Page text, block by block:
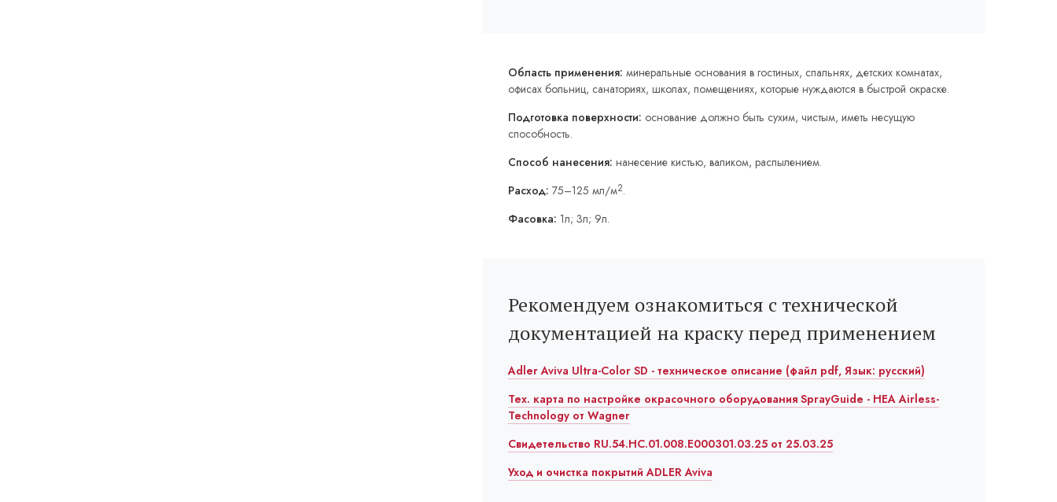
Область применения: минеральные основания в гостиных, спальнях, детских комнатах,
офисах больниц, санаториях, школах, помещениях, которые нуждаются в быстрой окраске.
Подготовка поверхности: основание должно быть сухим, чистым, иметь несущую
способность.
Способ нанесения: нанесение кистью, валиком, распылением.
Расход: 75–125 мл/м2.
Фасовка: 1л; 3л; 9л.
Рекомендуем ознакомиться с технической
документацией на краску перед применением
Adler Aviva Ultra-Color SD - техническое описание (файл pdf, Язык: русский)
Тех. карта по настройке окрасочного оборудования SprayGuide - HEA Airless-
Technology от Wagner
Свидетельство RU.54.HC.01.008.E000301.03.25 от 25.03.25
Уход и очистка покрытий ADLER Aviva